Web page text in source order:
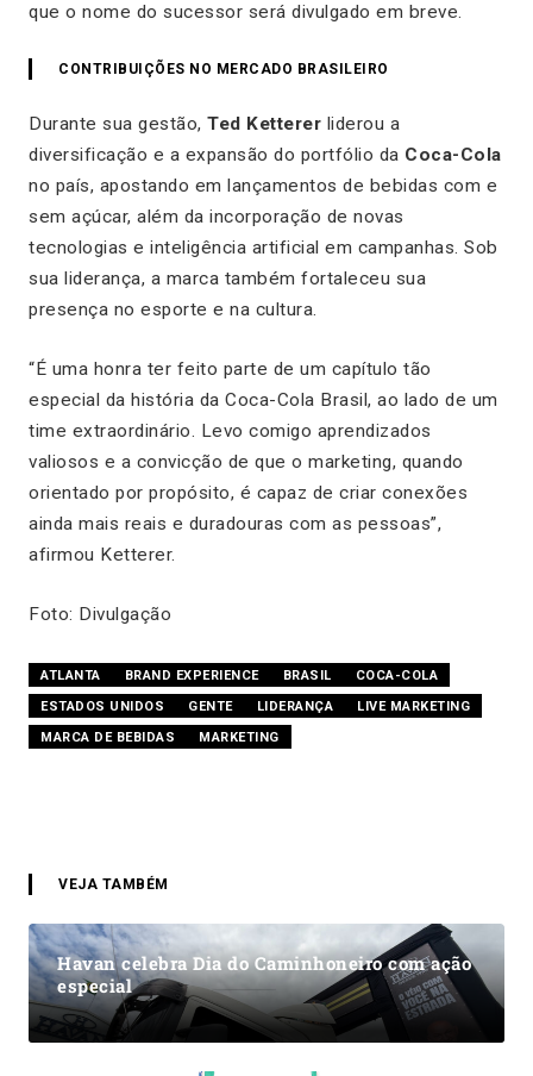
que o nome do sucessor será divulgado em breve.
CONTRIBUIÇÕES NO MERCADO BRASILEIRO
Durante sua gestão, Ted Ketterer liderou a
diversificação e a expansão do portfólio da Coca-Cola
no país, apostando em lançamentos de bebidas com e
sem açúcar, além da incorporação de novas
tecnologias e inteligência artificial em campanhas. Sob
sua liderança, a marca também fortaleceu sua
presença no esporte e na cultura.
“É uma honra ter feito parte de um capítulo tão
especial da história da Coca-Cola Brasil, ao lado de um
time extraordinário. Levo comigo aprendizados
valiosos e a convicção de que o marketing, quando
orientado por propósito, é capaz de criar conexões
ainda mais reais e duradouras com as pessoas”,
afirmou Ketterer.
Foto: Divulgação
ATLANTA BRAND EXPERIENCE BRASIL
COCA-COLA
ESTADOS UNIDOS
GENTE LIDERANÇA
LIVE MARKETING
MARCA DE BEBIDAS
MARKETING
VEJA TAMBÉM
Havan celebra Dia do Caminhoneiro com ação
especial